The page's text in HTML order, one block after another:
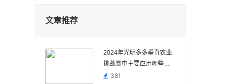
文章推荐
2024年光明多多垂直农业
挑战赛中主要应用哪些技
术 381